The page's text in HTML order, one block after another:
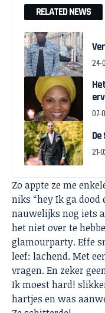
RELATED NEWS
24-
07-
21-
Zo appte ze me
niks “hey Ik ga dood
nauwelijks nog iets
het niet over te
glamourparty. Effe
leef: lachend. Met
vragen. En zeker
Ik moest hard!
hartjes en was